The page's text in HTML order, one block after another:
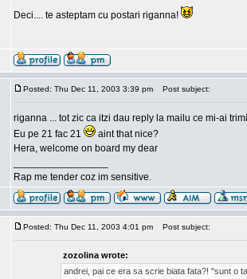
Deci.... te asteptam cu postari riganna!
Posted: Thu Dec 11, 2003 3:39 pm Post subject:
riganna ... tot zic ca itzi dau reply la mailu ce mi-ai
Eu pe 21 fac 21
aint that nice?
Hera, welcome on board my dear
Rap me tender coz im sensitive.
Posted: Thu Dec 11, 2003 4:01 pm Post subject:
zozolina wrote:
andrei, pai ce era sa scrie biata fata?! "sunt o